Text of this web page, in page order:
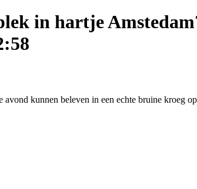
in hartje
kunnen beleven in een echte bruine kroeg